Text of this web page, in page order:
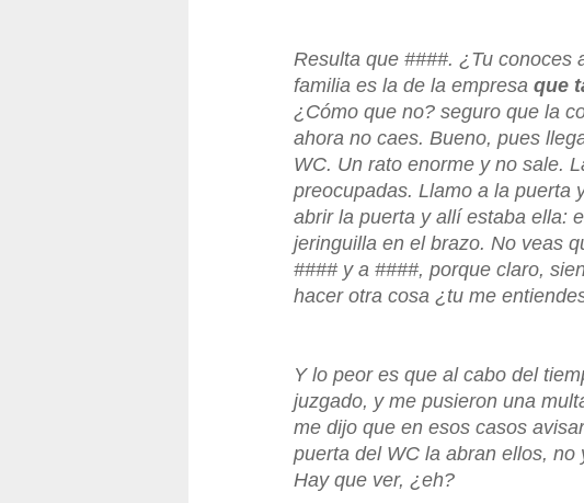
Resulta que ####. ¿Tu conoces
familia es la de la empresa que
¿Cómo que no? seguro que la
ahora no caes. Bueno, pues
WC. Un rato enorme y no sale.
preocupadas. Llamo a la puerta
abrir la puerta y allí estaba ella:
jeringuilla en el brazo. No veas
#### y a ####, porque claro,
hacer otra cosa ¿tu me
Y lo peor es que al cabo del
juzgado, y me pusieron una
me dijo que en esos casos
puerta del WC la abran ellos, no
Hay que ver, ¿eh?